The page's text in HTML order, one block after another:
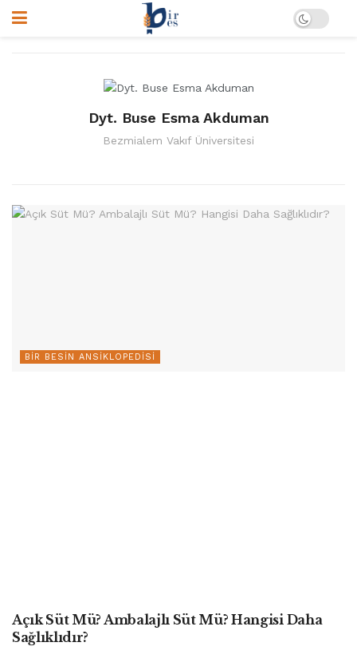
Dyt. Buse Esma Akduman
Bezmialem Vakıf Üniversitesi
BIR BESIN ANSIKLOPEDISI
Açık Süt Mü? Ambalajlı Süt Mü? Hangisi Daha
Sağlıklıdır?